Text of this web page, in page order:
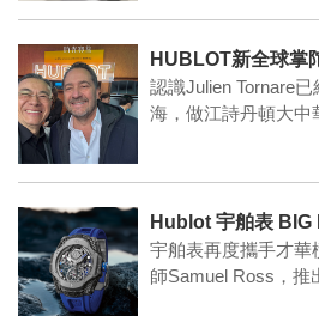
HUBLOT新全球掌
認識Julien Tornare
海，做江詩丹頓大中
宇舶表再度攜手才華
師Samuel Ross，推